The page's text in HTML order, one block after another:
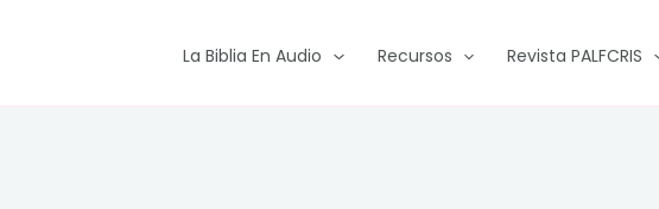
La Biblia En Audio Recursos Revista PALFCRIS